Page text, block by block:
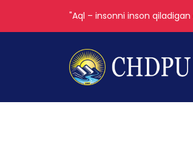
"Aql – insonni inson